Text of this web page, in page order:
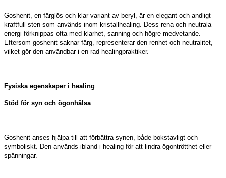
Goshenit, en färglös och klar variant av beryl, är en elegant och andligt
kraftfull sten som används inom kristallhealing. Dess rena och neutrala
energi förknippas ofta med klarhet, sanning och högre medvetande.
Eftersom goshenit saknar färg, representerar den renhet och neutralitet,
vilket gör den användbar i en rad healingpraktiker.
Fysiska egenskaper i healing
Stöd för syn och ögonhälsa
Goshenit anses hjälpa till att förbättra synen, både bokstavligt och
symboliskt. Den används ibland i healing för att lindra ögontrötthet eller
spänningar.